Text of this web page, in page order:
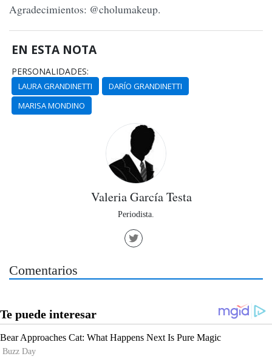
Agradecimientos: @cholumakeup.
EN ESTA NOTA
PERSONALIDADES:
LAURA GRANDINETTI
DARÍO GRANDINETTI
MARISA MONDINO
Valeria García Testa
Periodista.
Comentarios